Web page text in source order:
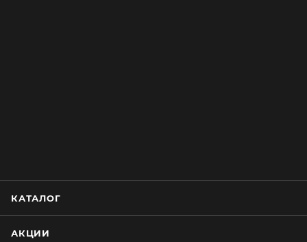
КАТАЛОГ
АКЦИИ